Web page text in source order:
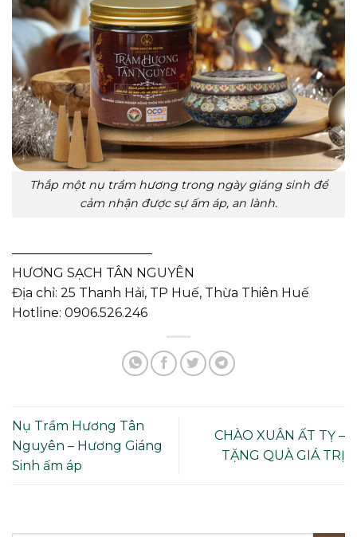
Thắp một nụ trầm hương trong ngày giáng sinh để
cảm nhận được sự ấm áp, an lành.
———————————
HƯƠNG SẠCH TÂN NGUYÊN
Địa chỉ: 25 Thanh Hải, TP Huế, Thừa Thiên Huế
Hotline: 0906.526.246
Nụ Trầm Hương Tân
Nguyên – Hương Giáng
Sinh ấm áp
CHÀO XUÂN ẤT TỴ –
TẶNG QUÀ GIÁ TRỊ